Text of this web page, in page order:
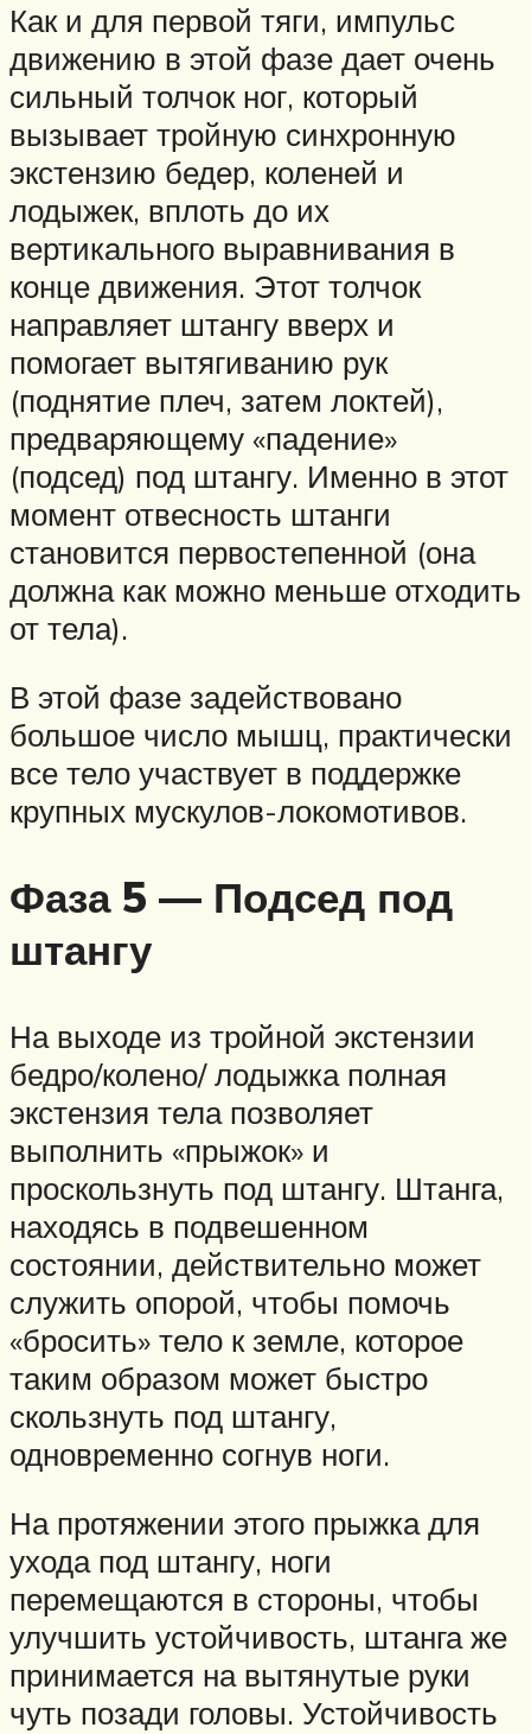
Как и для первой тяги, импульс
движению в этой фазе дает очень
сильный толчок ног, который
вызывает тройную синхронную
экстензию бедер, коленей и
лодыжек, вплоть до их
вертикального выравнивания в
конце движения. Этот толчок
направляет штангу вверх и
помогает вытягиванию рук
(поднятие плеч, затем локтей),
предваряющему «падение»
(подсед) под штангу. Именно в этот
момент отвесность штанги
становится первостепенной (она
должна как можно меньше отходить
от тела).
В этой фазе задействовано
большое число мышц, практически
все тело участвует в поддержке
крупных мускулов-локомотивов.
Фаза 5 — Подсед под
штангу
На выходе из тройной экстензии
бедро/колено/ лодыжка полная
экстензия тела позволяет
выполнить «прыжок» и
проскользнуть под штангу. Штанга,
находясь в подвешенном
состоянии, действительно может
служить опорой, чтобы помочь
«бросить» тело к земле, которое
таким образом может быстро
скользнуть под штангу,
одновременно согнув ноги.
На протяжении этого прыжка для
ухода под штангу, ноги
перемещаются в стороны, чтобы
улучшить устойчивость, штанга же
принимается на вытянутые руки
чуть позади головы. Устойчивость